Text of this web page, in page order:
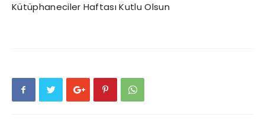
Kütüphaneciler Haftası Kutlu Olsun